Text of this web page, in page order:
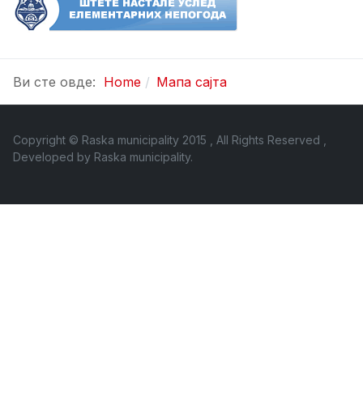
Ви сте овде: Home Мапа сајта
Copyright © Raska municipality 2015 , All Rights Reserved ,
Developed by Raska municipality.